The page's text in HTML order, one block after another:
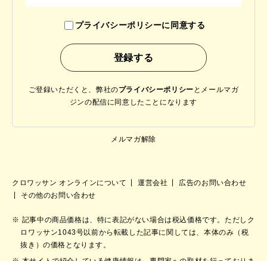
プライバシーポリシーに同意する
ご登録いただくと、弊社のプライバシーポリシー と メールマガ
ジンの配信に同意したことになります
メルマガ解除
クロワッサン オンラインについて 運営会社
広告のお問い合わせ
その他のお問い合わせ
記事中の商品価格は、特に表記がない場合は税込価格です。ただしク
ロワッサン1043号以前から転載した記事に関しては、本体のみ（税
抜き）の価格となります。